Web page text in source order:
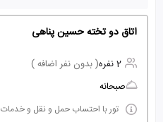
اتاق دو تخته حسین پناهی
2 نفره
( بدون نفر اضافه )
صبحانه
تور با احتساب حمل و نقل و خدمات